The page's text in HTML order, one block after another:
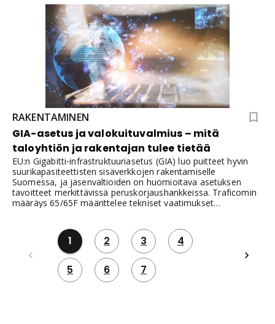
Näin ei kuitenkaan pidä olla.
RAKENTAMINEN
GIA-asetus ja valokuituvalmius – mitä
taloyhtiön ja rakentajan tulee tietää
EU:n Gigabitti‑infrastruktuuriasetus (GIA) luo puitteet hyvin
suurikapasiteettisten sisäverkkojen rakentamiselle
Suomessa, ja jäsenvaltioiden on huomioitava asetuksen
tavoitteet merkittävissä peruskorjaushankkeissa. Traficomin
määräys 65/65F määrittelee tekniset vaatimukset
1 2 3 4
5 6 7